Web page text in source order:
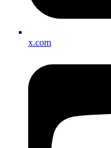
x.com